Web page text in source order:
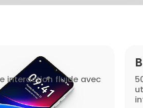
interaction fluide avec